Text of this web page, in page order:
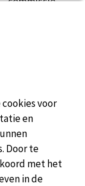
informatie
personen
voor
en
Door te
met het
in de